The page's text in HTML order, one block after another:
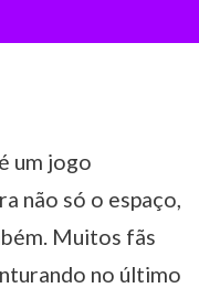
é um jogo
não só o espaço,
Muitos fãs
no último